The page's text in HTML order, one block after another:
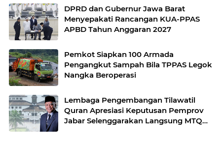
DPRD dan Gubernur Jawa Barat
Menyepakati Rancangan KUA-PPAS
APBD Tahun Anggaran 2027
Pemkot Siapkan 100 Armada
Pengangkut Sampah Bila TPPAS Legok
Nangka Beroperasi
Lembaga Pengembangan Tilawatil
Quran Apresiasi Keputusan Pemprov
Jabar Selenggarakan Langsung MTQ